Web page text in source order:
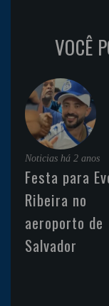
VOCÊ
Noticias há 2 anos
Festa para
Ribeira no
aeroporto de
Salvador